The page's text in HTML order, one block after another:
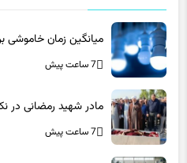
میانگین زمان خاموشی
7 ساعت پیش
مادر شهید رمضانی در
7 ساعت پیش